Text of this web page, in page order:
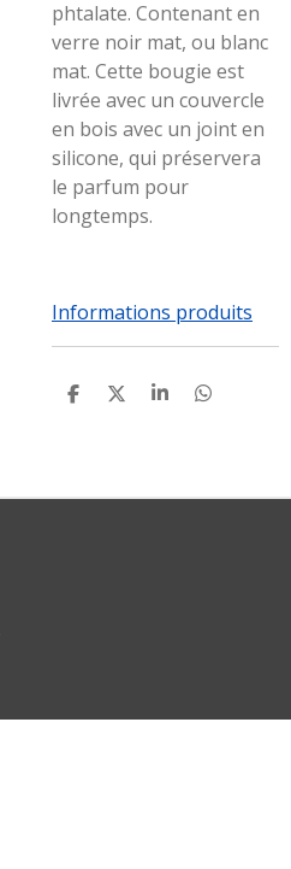
phtalate. Contenant en
verre noir mat, ou blanc
mat. Cette bougie est
livrée avec un couvercle
en bois avec un joint en
silicone, qui préservera
le parfum pour
longtemps.
Informations produits
P
G
P
G
P
G
P
G